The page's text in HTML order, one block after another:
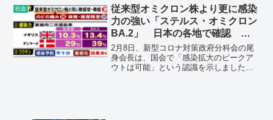
ちになってほしい」（松屋銀座担当者）
とアピールしている。
社会
従来型オミクロン株より更に感染
力の強い「ステルス・オミクロン
BA.2」 日本の各地で確認 感
染拡大の可能性は？
2月8日、新型コロナ対策政府分科会の尾
身会長は、国会で「感染拡大のピークア
ウトは可能」という認識を示しました。